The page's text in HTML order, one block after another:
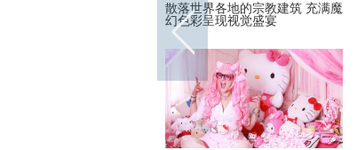
散落世界各地的宗教建筑 充满魔
幻色彩呈现视觉盛宴